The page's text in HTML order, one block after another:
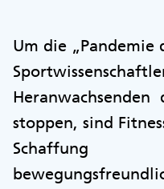
Um die
Heranwachsenden
stoppen, sind
Schaffung